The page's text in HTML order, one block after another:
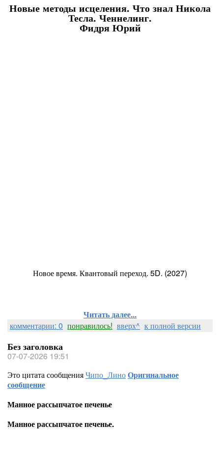
Новые методы исцеления. Что знал Никола
Тесла. Ченнелинг.
Фидря Юрий
Новое время. Квантовый переход. 5D. (2027)
Читать далее...
комментарии: 0 понравилось! вверх^ к полной версии
Без заголовка
07-07-2026 19:51
Это цитата сообщенияЧипо_ЛиноОригинальное
сообщение
Манное рассыпчатое печенье
Манное рассыпчатое печенье.